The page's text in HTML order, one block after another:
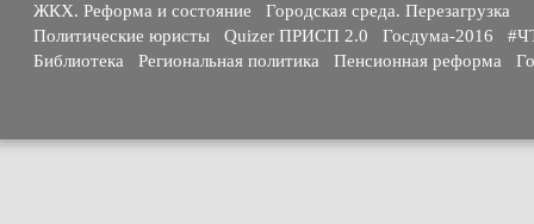
ЖКХ. Реформа и состояние
Городская среда. Перезагрузка
Политические юристы
Quizer ПРИСП 2.0 Госдума-2016
Библиотека
Региональная политика Пенсионная реформа